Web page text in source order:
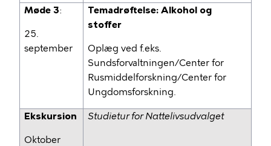
Møde 3:
25.
september
Temadrøftelse: Alkohol og
stoffer
Oplæg ved f.eks.
Sundsforvaltningen/Center for
Rusmiddelforskning/Center for
Ungdomsforskning.
Ekskursion
Oktober
Studietur for Nattelivsudvalget